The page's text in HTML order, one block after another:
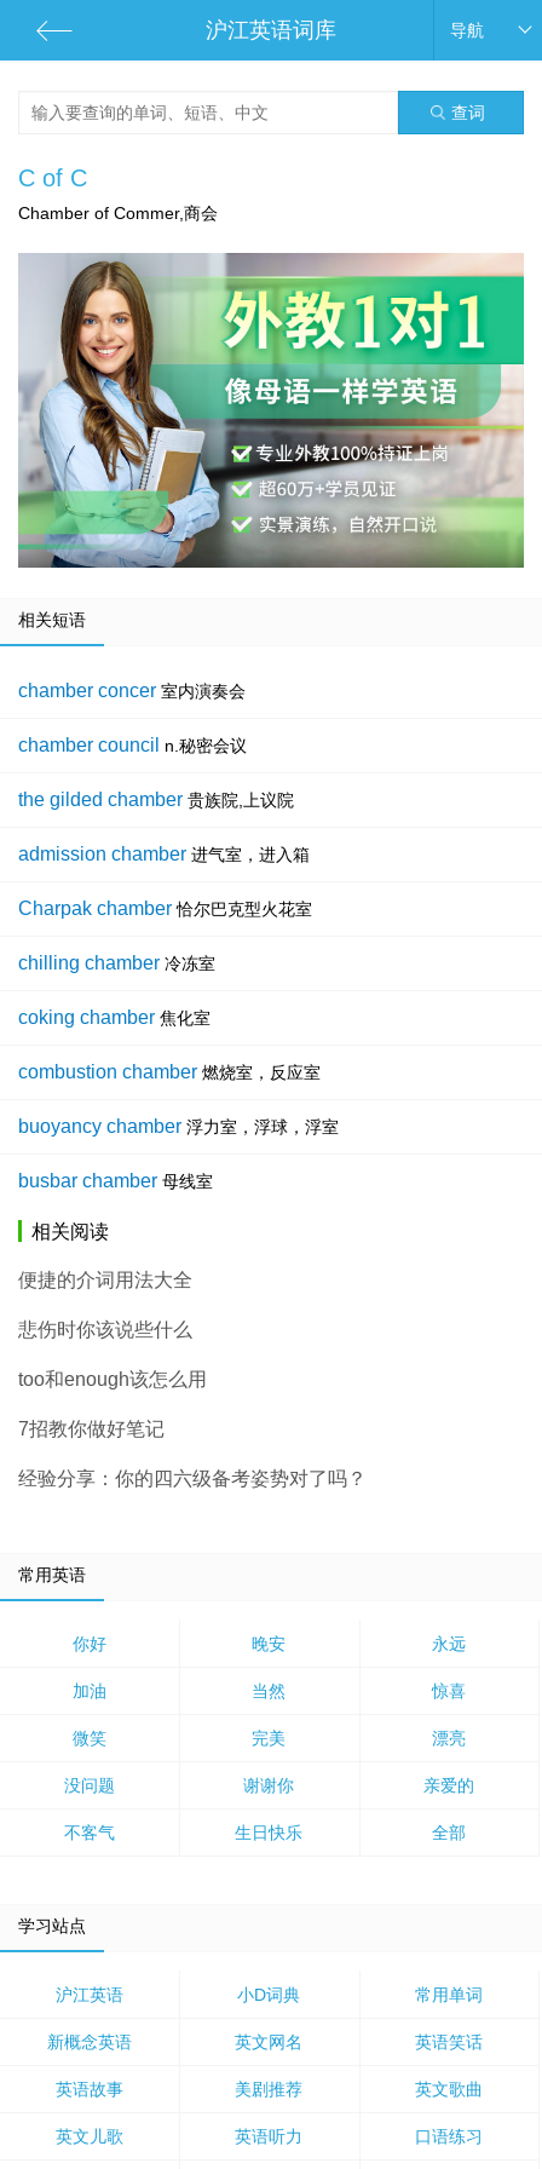
沪江英语词库 导航
查词
C of C
Chamber of Commer,商会
相关短语
chamber concer 室内演奏会
chamber council n.秘密会议
the gilded chamber 贵族院,上议院
admission chamber 进气室，进入箱
Charpak chamber 恰尔巴克型火花室
chilling chamber 冷冻室
coking chamber 焦化室
combustion chamber 燃烧室，反应室
buoyancy chamber 浮力室，浮球，浮室
busbar chamber 母线室
相关阅读
便捷的介词用法大全
悲伤时你该说些什么
too和enough该怎么用
7招教你做好笔记
经验分享：你的四六级备考姿势对了吗？
常用英语
你好 晚安 永远
加油 当然 惊喜
微笑 完美 漂亮
没问题 谢谢你 亲爱的
不客气 生日快乐 全部
学习站点
沪江英语 小D词典 常用单词
新概念英语 英文网名 英语笑话
英语故事 美剧推荐 英文歌曲
英文儿歌 英语听力 口语练习